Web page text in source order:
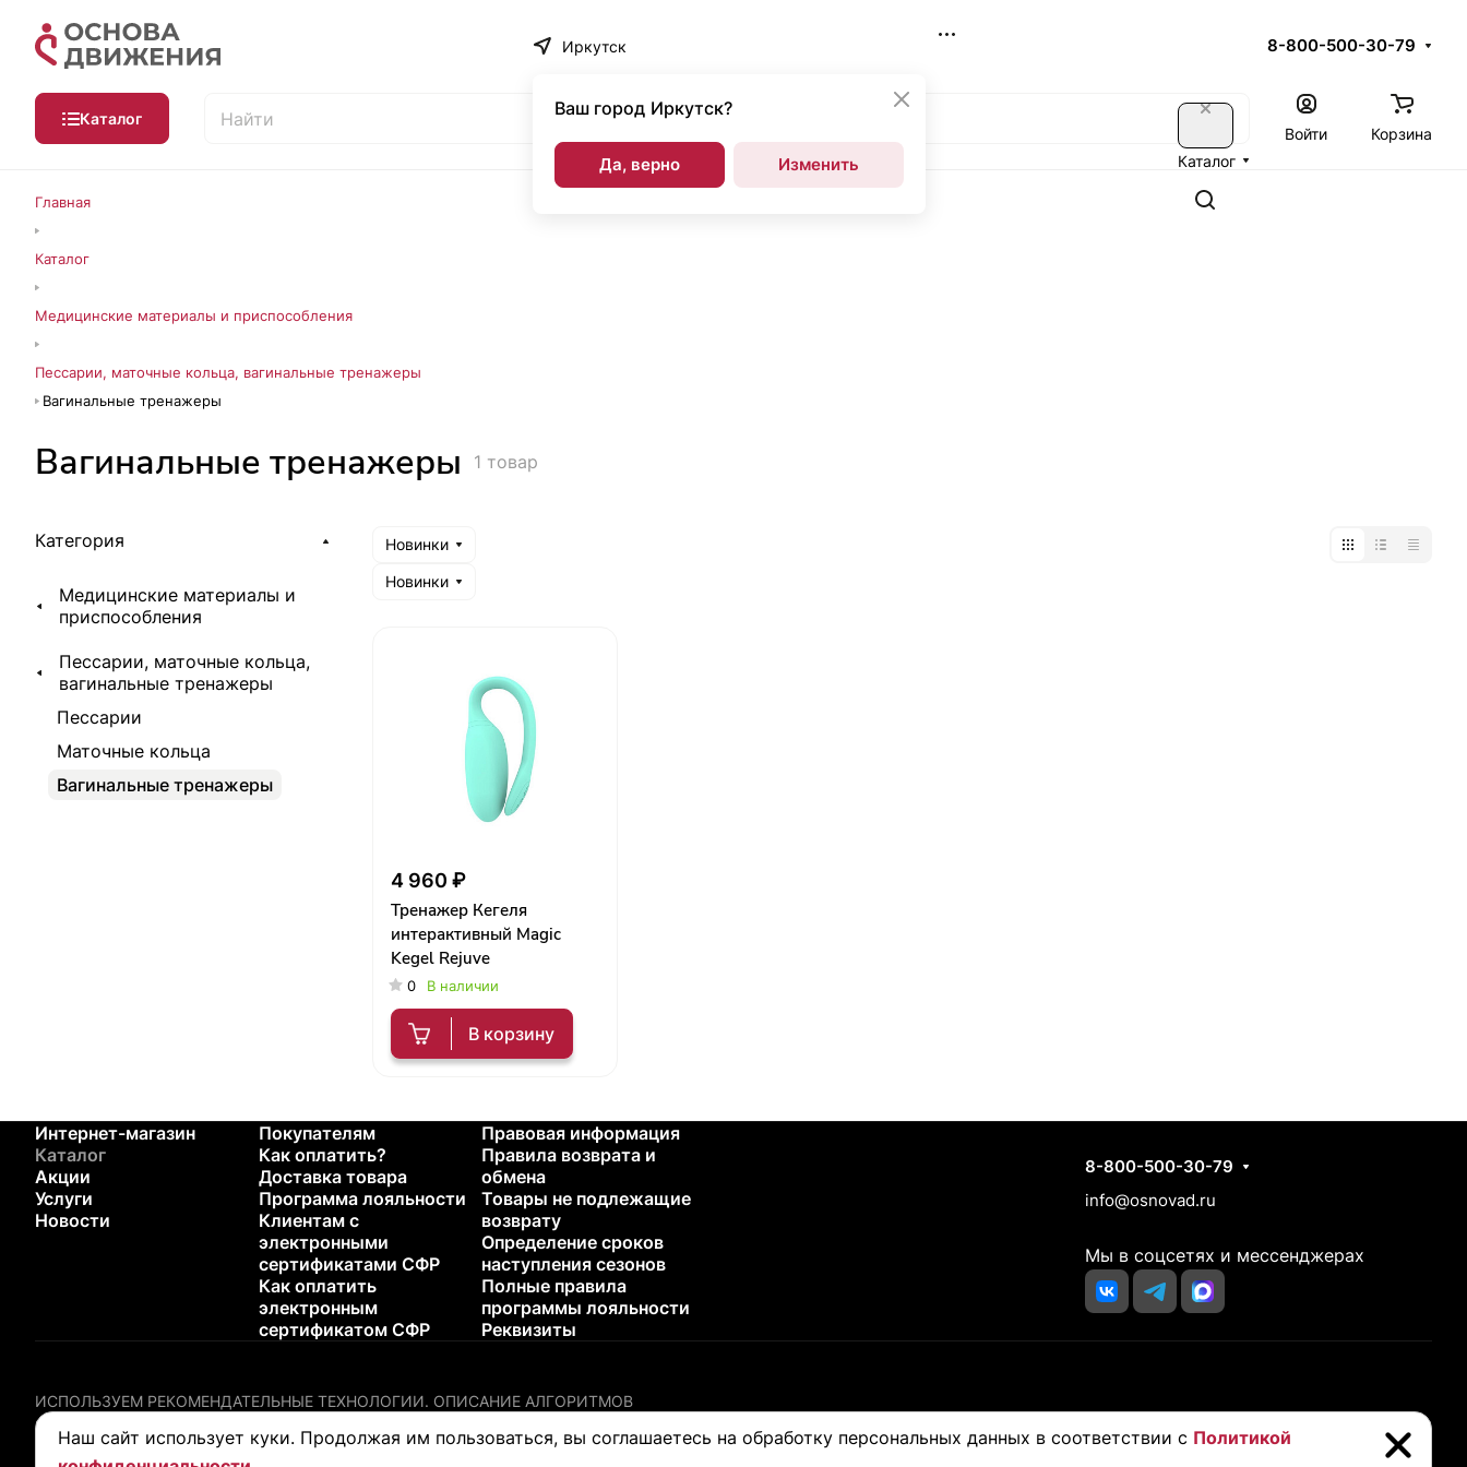
Иркутск
Ваш город Иркутск?
Да, верно Изменить
8-800-500-30-79
Каталог
Каталог
Войти Корзина
Главная
Каталог
Медицинские материалы и приспособления
Пессарии, маточные кольца, вагинальные тренажеры
Вагинальные тренажеры
Вагинальные тренажеры 1 товар
Новинки
Новинки
4 960 ₽
Тренажер Кегеля
интерактивный Magic
Kegel Rejuve
0 В наличии
В корзину
Категория
Медицинские материалы и
приспособления
Пессарии, маточные кольца,
вагинальные тренажеры
Пессарии
Маточные кольца
Вагинальные тренажеры
Интернет-магазин
Каталог
Акции
Услуги
Новости
Покупателям
Как оплатить?
Доставка товара
Программа лояльности
Клиентам с
электронными
сертификатами СФР
Как оплатить
электронным
сертификатом СФР
Правовая информация
Правила возврата и
обмена
Товары не подлежащие
возврату
Определение сроков
наступления сезонов
Полные правила
программы лояльности
Реквизиты
8-800-500-30-79
info@osnovad.ru
Мы в соцсетях и мессенджерах
ИСПОЛЬЗУЕМ РЕКОМЕНДАТЕЛЬНЫЕ ТЕХНОЛОГИИ. ОПИСАНИЕ АЛГОРИТМОВ
Содержание настоящего сайта не предназначено для диагностики или лечения каких-либо проблем со здоровьем. Пожалуйста, проконсультируйтесь с вашим врачом перед покупкой
любого медицинского изделия.
Наш сайт использует куки. Продолжая им пользоваться, вы соглашаетесь на обработку персональных данных в соответствии с Политикой